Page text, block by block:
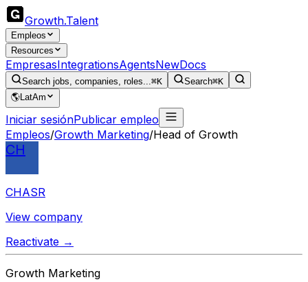
Growth.Talent
Empleos
Resources
EmpresasIntegrationsAgentsNewDocs
Search jobs, companies, roles...⌘K Search⌘K
🌎LatAm
Iniciar sesiónPublicar empleo
Empleos/Growth Marketing/Head of Growth
CH
CHASR
View company
Reactivate →
Growth Marketing